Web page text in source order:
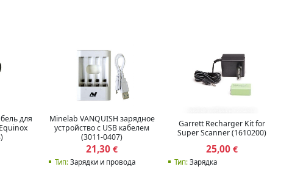
для
Minelab VANQUISH зарядное
устройство с USB кабелем
(3011-0407)
21,30 €
Тип:Зарядки и провода
Garrett Recharger Kit for
Super Scanner (1610200)
25,00€
Тип: Зарядка